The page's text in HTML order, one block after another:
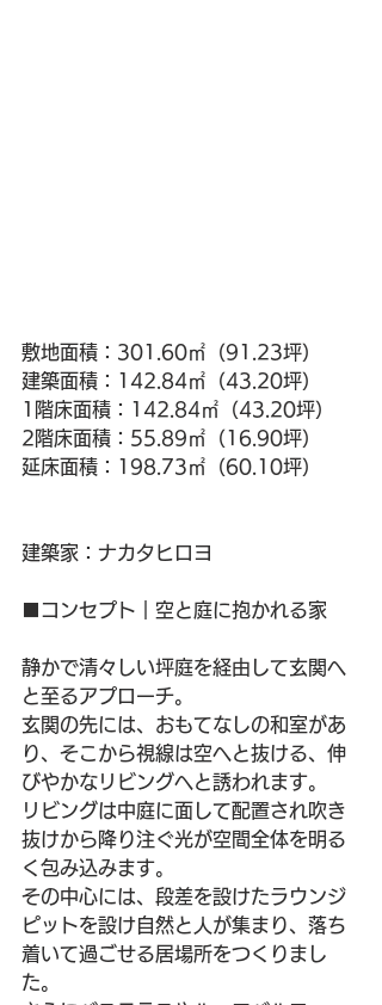
敷地面積：301.60㎡（91.23坪）
建築面積：142.84㎡（43.20坪）
1階床面積：142.84㎡（43.20坪）
2階床面積：55.89㎡（16.90坪）
延床面積：198.73㎡（60.10坪）
建築家：ナカタヒロヨ
■コンセプト｜空と庭に抱かれる家
静かで清々しい坪庭を経由して玄関へ
と至るアプローチ。
玄関の先には、おもてなしの和室があ
り、そこから視線は空へと抜ける、伸
びやかなリビングへと誘われます。
リビングは中庭に面して配置され吹き
抜けから降り注ぐ光が空間全体を明る
く包み込みます。
その中心には、段差を設けたラウンジ
ピットを設け自然と人が集まり、落ち
着いて過ごせる居場所をつくりまし
た。